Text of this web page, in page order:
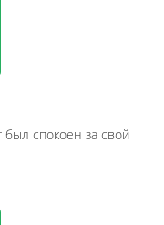
был спокоен за свой